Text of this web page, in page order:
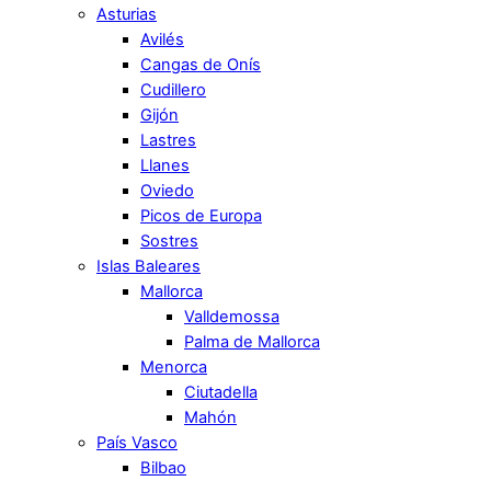
Asturias
Avilés
Cangas de Onís
Cudillero
Gijón
Lastres
Llanes
Oviedo
Picos de Europa
Sostres
Islas Baleares
Mallorca
Valldemossa
Palma de Mallorca
Menorca
Ciutadella
Mahón
País Vasco
Bilbao